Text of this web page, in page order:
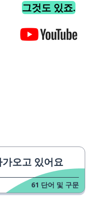
그것도 있죠.
오고 있어요
61 단어 및 구문